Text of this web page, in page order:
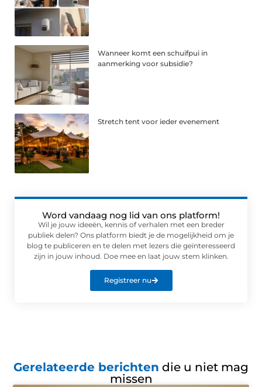
Wanneer komt een schuifpui in
aanmerking voor subsidie?
Stretch tent voor ieder evenement
Word vandaag nog lid van ons platform!
Wil je jouw ideeën, kennis of verhalen met een breder
publiek delen? Ons platform biedt je de mogelijkheid om je
blog te publiceren en te delen met lezers die geïnteresseerd
zijn in jouw inhoud. Doe mee en laat jouw stem klinken.
Registreer nu
Gerelateerde berichten die u niet mag
missen